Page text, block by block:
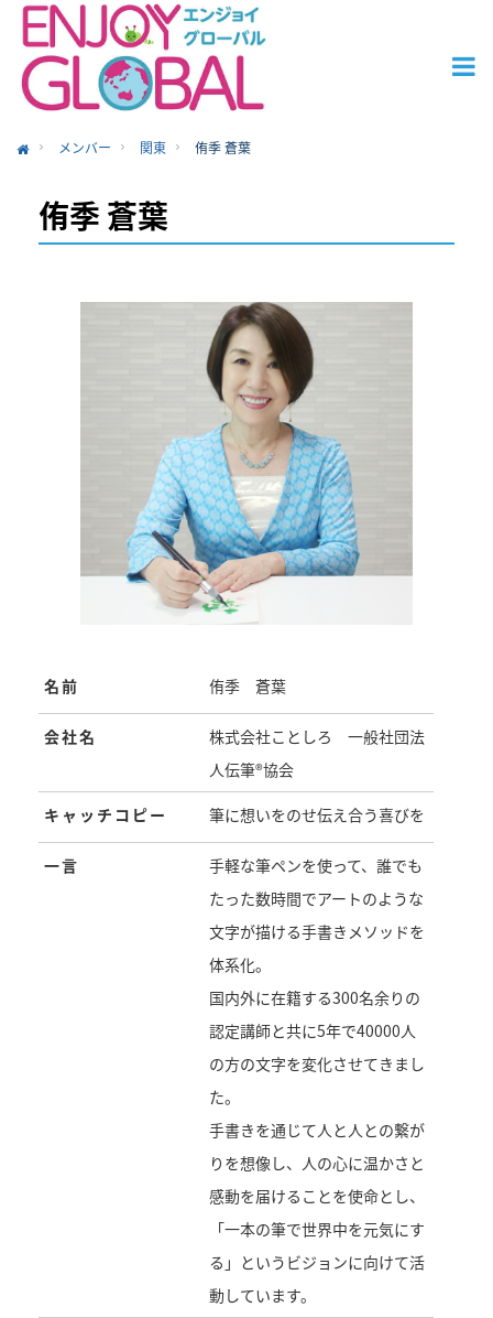
メンバー 関東 侑季 蒼葉
侑季 蒼葉
名前 侑季 蒼葉
会社名
株式会社ことしろ 一般社団法
人伝筆®︎協会
キャッチコピー 筆に想いをのせ伝え合う喜びを
一言
手軽な筆ペンを使って、誰でも
たった数時間でアートのような
文字が描ける手書きメソッドを
体系化。
国内外に在籍する300名余りの
認定講師と共に5年で40000人
の方の文字を変化させてきまし
た。
手書きを通じて人と人との繋が
りを想像し、人の心に温かさと
感動を届けることを使命とし、
「一本の筆で世界中を元気にす
る」というビジョンに向けて活
動しています。